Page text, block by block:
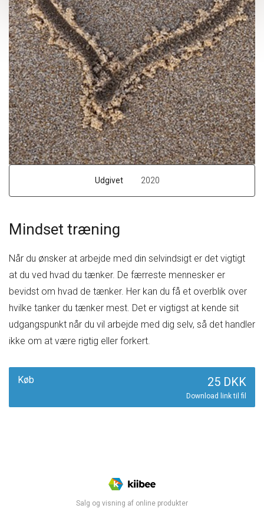
Udgivet 2020
Mindset træning
Når du ønsker at arbejde med din selvindsigt er det vigtigt
at du ved hvad du tænker. De færreste mennesker er
bevidst om hvad de tænker. Her kan du få et overblik over
hvilke tanker du tænker mest. Det er vigtigst at kende sit
udgangspunkt når du vil arbejde med dig selv, så det handler
ikke om at være rigtig eller forkert.
Køb 25 DKK
Download link til fil
Salg og visning af online produkter